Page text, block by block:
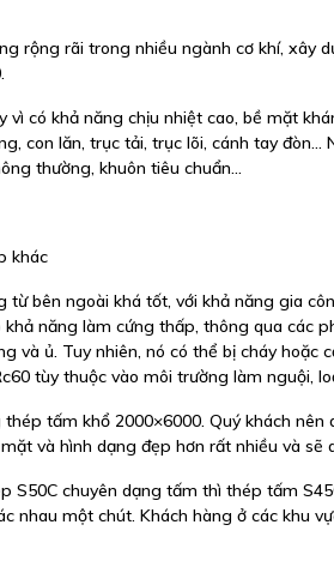
rộng rãi trong nhiều ngành cơ khí, xây
có khả năng chịu nhiệt cao, bề mặt
con lăn, trục tải, trục lõi, cánh tay đòn…
thường, khuôn tiêu chuẩn…
khác
từ bên ngoài khá tốt, với khả năng gia
năng làm cứng thấp, thông qua các
và ủ. Tuy nhiên, nó có thể bị cháy hoặc
tùy thuộc vào môi trường làm nguội,
tấm khổ 2000×6000. Quý khách
và hình dạng đẹp hơn rất nhiều và sẽ
S50C chuyên dạng tấm thì thép tấm
nhau một chút. Khách hàng ở các khu